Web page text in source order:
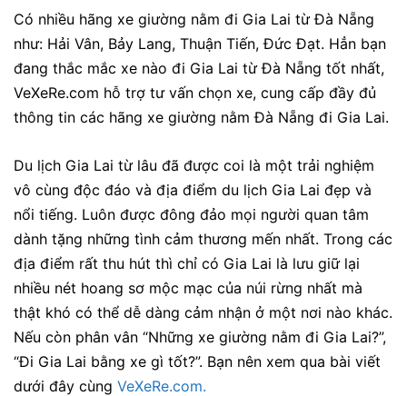
Có nhiều hãng xe giường nằm đi Gia Lai từ Đà Nẵng
như: Hải Vân, Bảy Lang, Thuận Tiến, Đức Đạt. Hẳn bạn
đang thắc mắc xe nào đi Gia Lai từ Đà Nẵng tốt nhất,
VeXeRe.com hỗ trợ tư vấn chọn xe, cung cấp đầy đủ
thông tin các hãng xe giường nằm Đà Nẵng đi Gia Lai.
Du lịch Gia Lai từ lâu đã được coi là một trải nghiệm
vô cùng độc đáo và địa điểm du lịch Gia Lai đẹp và
nổi tiếng. Luôn được đông đảo mọi người quan tâm
dành tặng những tình cảm thương mến nhất. Trong các
địa điểm rất thu hút thì chỉ có Gia Lai là lưu giữ lại
nhiều nét hoang sơ mộc mạc của núi rừng nhất mà
thật khó có thể dễ dàng cảm nhận ở một nơi nào khác.
Nếu còn phân vân “Những xe giường nằm đi Gia Lai?”,
“Đi Gia Lai bằng xe gì tốt?”. Bạn nên xem qua bài viết
dưới đây cùng VeXeRe.com.